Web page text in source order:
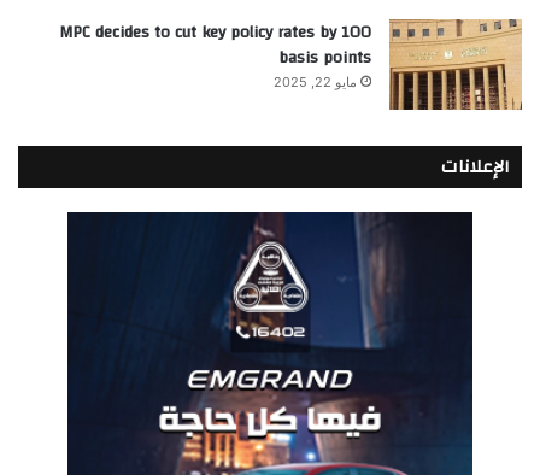
MPC decides to cut key policy rates by 100
basis points
مايو 22, 2025
الإعلانات